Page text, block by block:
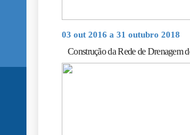
03 out 2016 a 31 outubro 2018
Construção da Rede de Drenagem